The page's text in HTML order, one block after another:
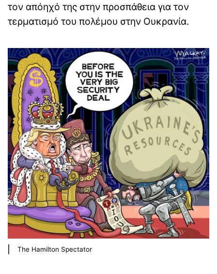
τον απόηχό της στην προσπάθεια για τον
τερματισμό του πολέμου στην Ουκρανία.
The Hamilton Spectator